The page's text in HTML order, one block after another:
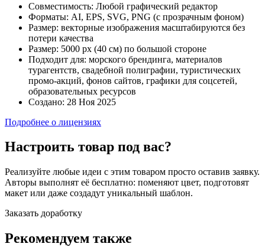
Совместимость: Любой графический редактор
Форматы: AI, EPS, SVG, PNG (с прозрачным фоном)
Размер: векторные изображения масштабируются без
потери качества
Размер: 5000 px (40 см) по большой стороне
Подходит для: морского брендинга, материалов
турагентств, свадебной полиграфии, туристических
промо-акций, фонов сайтов, графики для соцсетей,
образовательных ресурсов
Создано: 28 Ноя 2025
Подробнее о лицензиях
Настроить товар под вас?
Реализуйте любые идеи с этим товаром просто оставив заявку.
Авторы выполнят её бесплатно: поменяют цвет, подготовят
макет или даже создадут уникальный шаблон.
Заказать доработку
Рекомендуем также